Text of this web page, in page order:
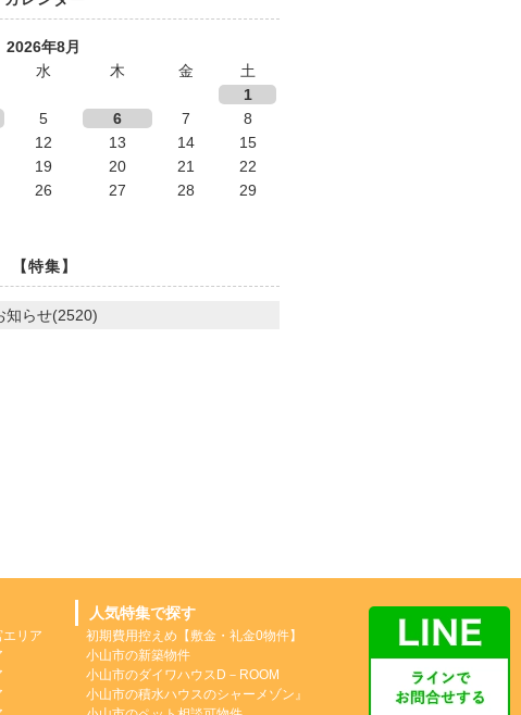
2026年8月
水 木 金
土
1
5 6 7
8
12 13 14
15
19 20 21
22
26 27 28
29
【特集】
知らせ(2520)
リア
人気特集で探す
初期費用控えめ【敷金・礼金0物件】
小山市の新築物件
小山市のダイワハウスD－ROOM
小山市の積水ハウスのシャーメゾン』